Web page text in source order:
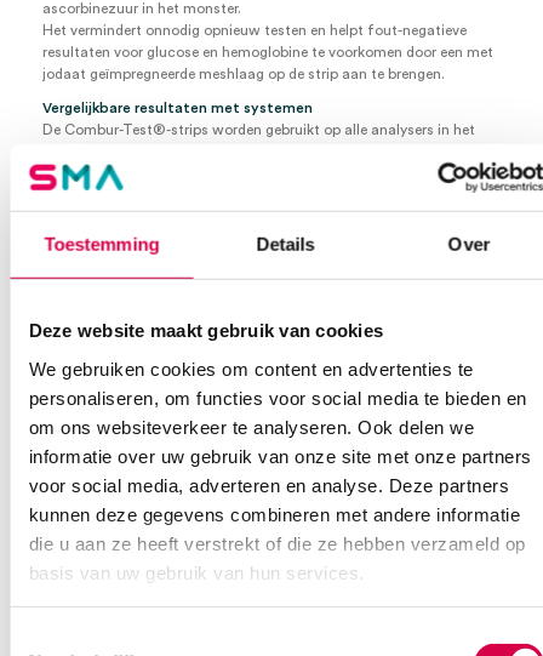
Toestemming Details Over
Deze website maakt gebruik van cookies
We gebruiken cookies om content en advertenties te
personaliseren, om functies voor social media te bieden en
om ons websiteverkeer te analyseren. Ook delen we
informatie over uw gebruik van onze site met onze partners
voor social media, adverteren en analyse. Deze partners
kunnen deze gegevens combineren met andere informatie
die u aan ze heeft verstrekt of die ze hebben verzameld op
basis van uw gebruik van hun services.
ascorbinezuur in het monster.
Het vermindert onnodig opnieuw testen en helpt fout-negatieve
resultaten voor glucose en hemoglobine te voorkomen door een met
jodaat geïmpregneerde meshlaag op de strip aan te brengen.
Vergelijkbare resultaten met systemen
De Combur-Test®-strips worden gebruikt op alle analysers in het
hoogwaardige resultaten en verbeterde efficiëntie in het
laboratoriumnetwerk.
Veeg de rand tegen de rand van het bekertje om overtollige urine
Vergelijk na 60 seconden de kleur van het detectievlakken van de
De strips zijn tijdens het gebruik naar beneden gericht en de
vingers blijven uit de buurt van de monsters.